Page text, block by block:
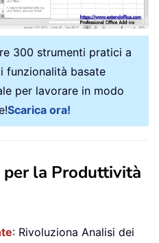
300 strumenti pratici a
funzionalità basate
per lavorare in modo
Scarica ora!
la Produttività
: Rivoluziona Analisi dei